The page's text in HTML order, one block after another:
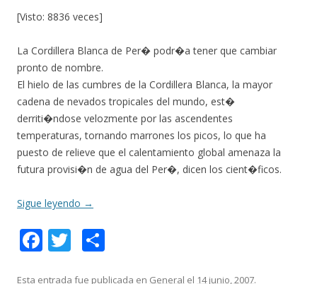
[Visto: 8836 veces]
La Cordillera Blanca de Per� podr�a tener que cambiar
pronto de nombre.
El hielo de las cumbres de la Cordillera Blanca, la mayor
cadena de nevados tropicales del mundo, est�
derriti�ndose velozmente por las ascendentes
temperaturas, tornando marrones los picos, lo que ha
puesto de relieve que el calentamiento global amenaza la
futura provisi�n de agua del Per�, dicen los cient�ficos.
Sigue leyendo →
F T
Esta entrada fue publicada en General el 14 junio, 2007.